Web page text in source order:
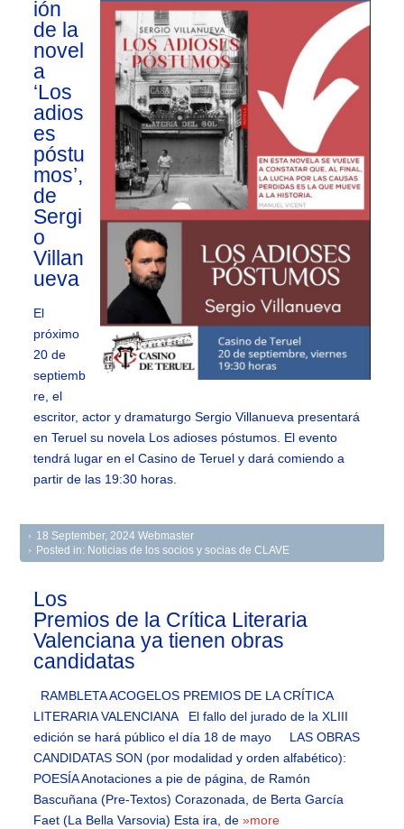
ión
de la
novel
a
‘Los
adios
es
póstu
mos’,
de
Sergi
o
Villan
ueva
El
próximo
20 de
septiemb
re, el
escritor, actor y dramaturgo Sergio Villanueva presentará
en Teruel su novela Los adioses póstumos. El evento
tendrá lugar en el Casino de Teruel y dará comiendo a
partir de las 19:30 horas.
18 September, 2024 Webmaster
Posted in: Noticias de los socios y socias de CLAVE
Los
Premios de la Crítica Literaria
Valenciana ya tienen obras
candidatas
RAMBLETA ACOGELOS PREMIOS DE LA CRÍTICA
LITERARIA VALENCIANA El fallo del jurado de la XLIII
edición se hará público el día 18 de mayo LAS OBRAS
CANDIDATAS SON (por modalidad y orden alfabético):
POESÍA Anotaciones a pie de página, de Ramón
Bascuñana (Pre-Textos) Corazonada, de Berta García
Faet (La Bella Varsovia) Esta ira, de»more